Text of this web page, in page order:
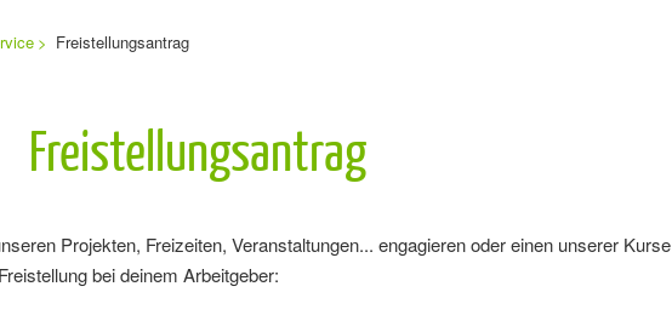
Freistellungsantrag
Freistellungsantrag
Projekten, Freizeiten, Veranstaltungen... engagieren oder einen unserer Kurse
bei deinem Arbeitgeber: